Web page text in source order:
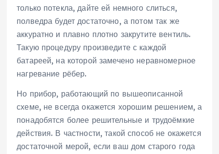
только потекла, дайте ей немного слиться,
полведра будет достаточно, а потом так же
аккуратно и плавно плотно закрутите вентиль.
Такую процедуру произведите с каждой
батареей, на которой замечено неравномерное
нагревание рёбер.
Но прибор, работающий по вышеописанной
схеме, не всегда окажется хорошим решением, а
понадобятся более решительные и трудоёмкие
действия. В частности, такой способ не окажется
достаточной мерой, если ваш дом старого года